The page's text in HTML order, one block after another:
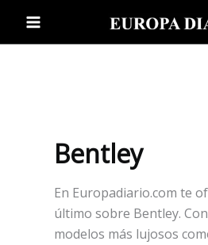
Bentley
En Europadiario.com te
último sobre Bentley.
modelos más lujosos